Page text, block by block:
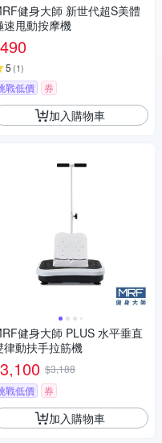
健身大師 新世代超S美體
速甩動按摩機
490
5 (1)
戰低價 券
加入購物車
健身大師 PLUS ⽔平垂直
律動扶⼿拉筋機
3,100 $3,188
戰低價
券
加入購物車